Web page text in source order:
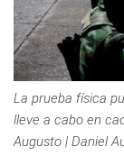
La prueba física
lleve a cabo en
Augusto | Daniel